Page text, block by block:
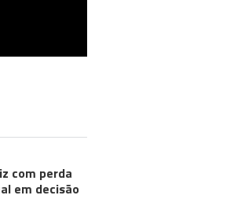
com perda
em decisão